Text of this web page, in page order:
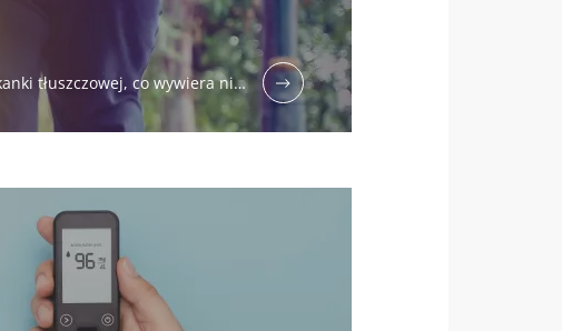
tłuszczowej, co wywiera ni…